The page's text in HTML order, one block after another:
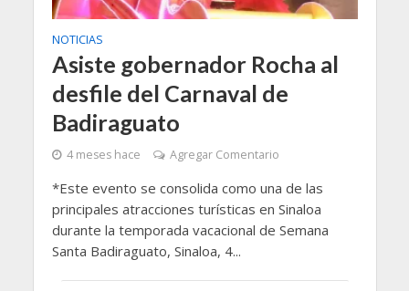
NOTICIAS
Asiste gobernador Rocha al
desfile del Carnaval de
Badiraguato
4 meses hace Agregar Comentario
*Este evento se consolida como una de las
principales atracciones turísticas en Sinaloa
durante la temporada vacacional de Semana
Santa Badiraguato, Sinaloa, 4...